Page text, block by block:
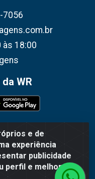
e de
experiência
publicidade
perfil e melhorar a
7056
às 18:00
WR
Gomes de Araújo,
- CEP 36202-628 -
55